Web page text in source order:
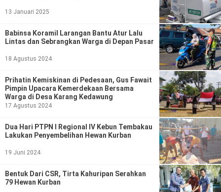
13 Januari 2025
Babinsa Koramil Larangan Bantu Atur Lalu
Lintas dan Sebrangkan Warga di Depan Pasar
18 Agustus 2024
Prihatin Kemiskinan di Pedesaan, Gus Fawait
Pimpin Upacara Kemerdekaan Bersama
Warga di Desa Karang Kedawung
17 Agustus 2024
Dua Hari PTPN I Regional IV Kebun Tembakau
Lakukan Penyembelihan Hewan Kurban
19 Juni 2024
Bentuk Dari CSR, Tirta Kahuripan Serahkan
79 Hewan Kurban